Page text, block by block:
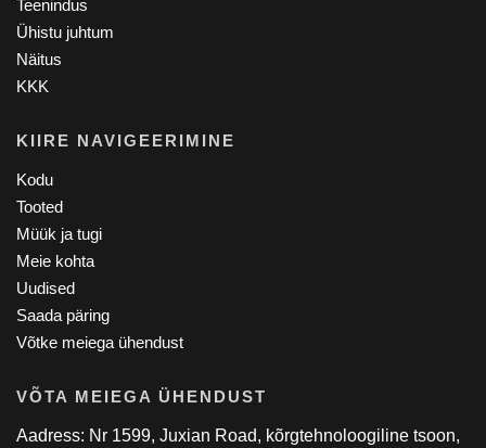
Teenindus
Ühistu juhtum
Näitus
KKK
KIIRE NAVIGEERIMINE
Kodu
Tooted
Müük ja tugi
Meie kohta
Uudised
Saada päring
Võtke meiega ühendust
VÕTA MEIEGA ÜHENDUST
Aadress: Nr 1599, Juxian Road, kõrgtehnoloogiline tsoon,